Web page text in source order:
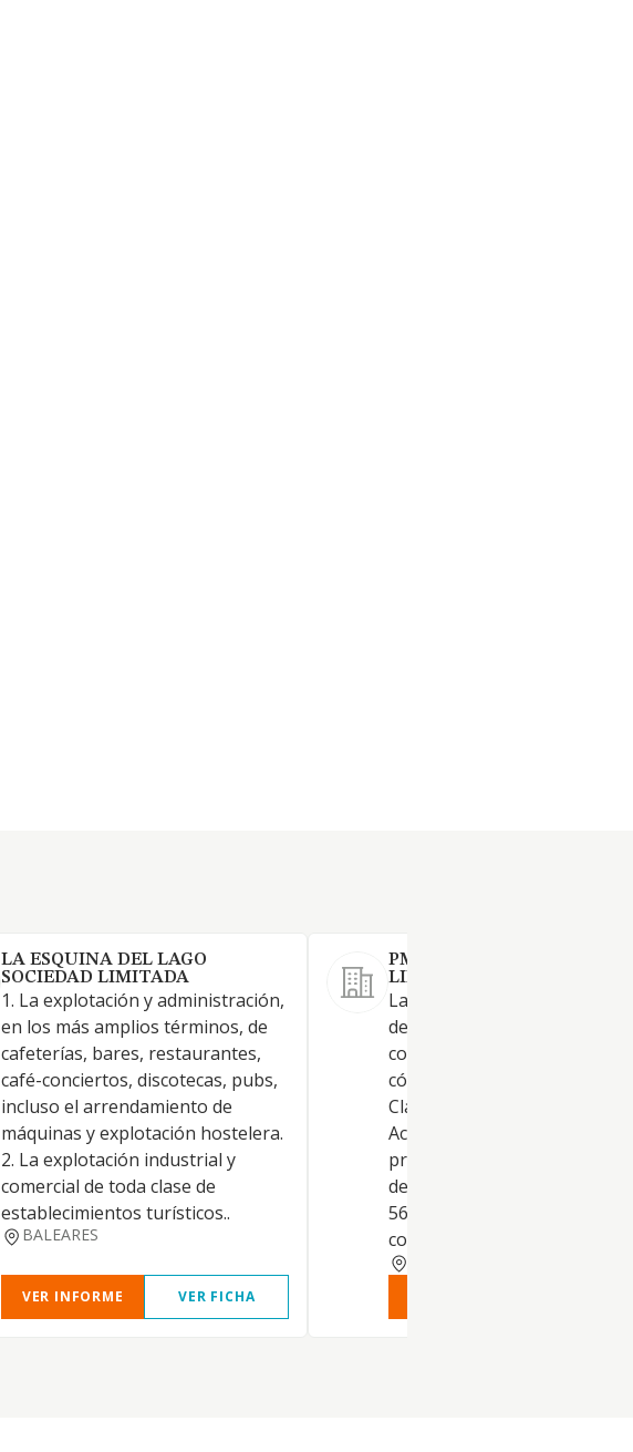
LA ESQUINA DEL LAGO
SOCIEDAD LIMITADA
1. La explotación y administración,
en los más amplios términos, de
cafeterías, bares, restaurantes,
café-conciertos, discotecas, pubs,
incluso el arrendamiento de
máquinas y explotación hostelera.
2. La explotación industrial y
comercial de toda clase de
establecimientos turísticos..
BALEARES
VER INFORME VER FICHA
PMB BANANAS SOCIEDAD
LIMITADA.
La sociedad tiene por objeto
desarrollo de las actividades
correspondientes a los
códigos y descripciones de la
Clasificación Nacional de
Actividades Económicas:
principal: 5630-
de bebidas. Otras actividades:
5610-Restaurantes y
comidas